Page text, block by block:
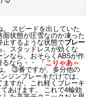
スピードを出していた
状態が圧雪なのか凍った
止するような状態でブレー
スタッドレスが効くな
なら、おそらくABSが作
なら・・
「こりゃあ～
。 ③番ですが、多分他の
ジンブレーキだけでは、
すが、これ軽くブレーキ
あげます。 これで4輪効